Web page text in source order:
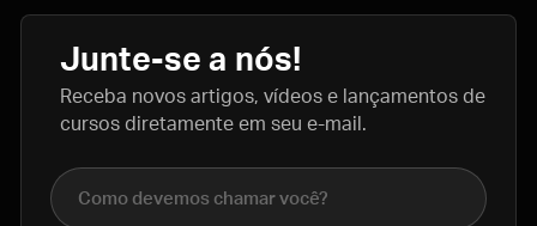
Junte-se a nós!
Receba novos artigos, vídeos e lançamentos de
cursos diretamente em seu e-mail.
Nome completo